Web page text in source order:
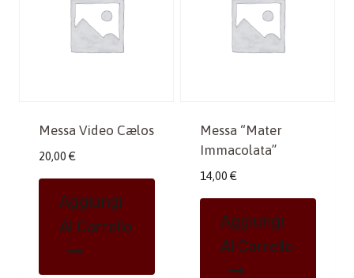
Messa Video Cælos
20,00 €
Aggiungi
Al Carrello
Messa “Mater
Immacolata”
14,00 €
Aggiungi
Al Carrello